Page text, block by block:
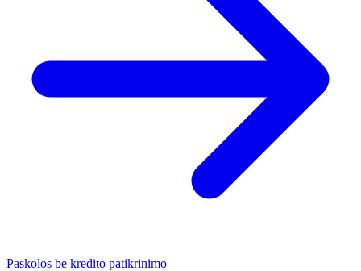
Paskolos be kredito patikrinimo